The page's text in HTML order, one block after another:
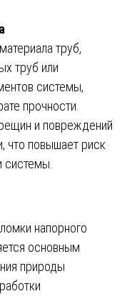
труб,
труб или
системы,
прочности.
и повреждений
что повышает риск
напорного
основным
природы